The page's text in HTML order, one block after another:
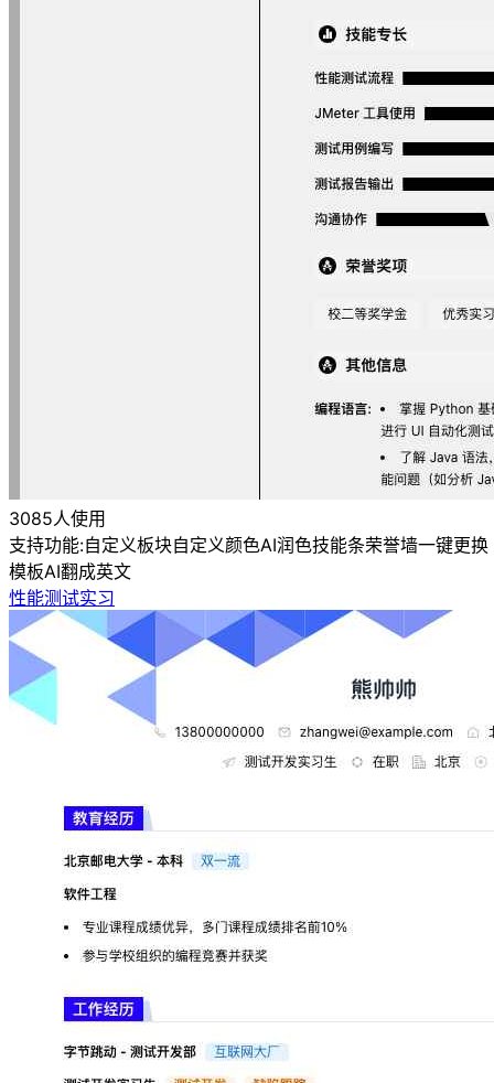
3085人使用
支持功能:自定义板块自定义颜色AI润色技能条荣誉墙一键更换
模板AI翻成英文
性能测试实习